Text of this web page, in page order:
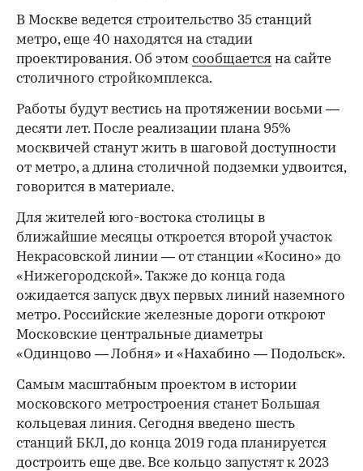
В Москве ведется строительство 35 станций
метро, еще 40 находятся на стадии
проектирования. Об этом сообщается на сайте
столичного стройкомплекса.
Работы будут вестись на протяжении восьми —
десяти лет. После реализации плана 95%
москвичей станут жить в шаговой доступности
от метро, а длина столичной подземки удвоится,
говорится в материале.
Для жителей юго-востока столицы в
ближайшие месяцы откроется второй участок
Некрасовской линии — от станции «Косино» до
«Нижегородской». Также до конца года
ожидается запуск двух первых линий наземного
метро. Российские железные дороги откроют
Московские центральные диаметры
«Одинцово — Лобня» и «Нахабино — Подольск».
Самым масштабным проектом в истории
московского метростроения станет Большая
кольцевая линия. Сегодня введено шесть
станций БКЛ, до конца 2019 года планируется
достроить еще две. Все кольцо запустят к 2023